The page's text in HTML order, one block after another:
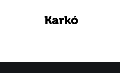
Karkó